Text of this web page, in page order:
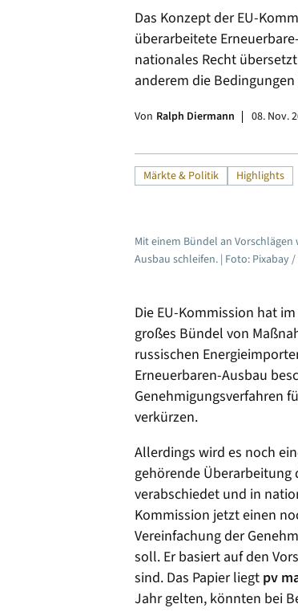
Das Konzept der EU-
überarbeitete
nationales Recht
anderem die
Von Ralph Diermann 08. Nov.
Märkte & Politik Highlights
Mit einem Bündel an
Ausbau schleifen. | Foto: Pixabay
Die EU-Kommission hat
großes Bündel von
russischen
Erneuerbaren-Ausbau
Genehmigungsverfahren
verkürzen.
Allerdings wird es noch
gehörende Überarbeitung
verabschiedet und in
Kommission jetzt einen
Vereinfachung der
soll. Er basiert auf den
sind. Das Papier liegt pv
Jahr gelten, könnten bei